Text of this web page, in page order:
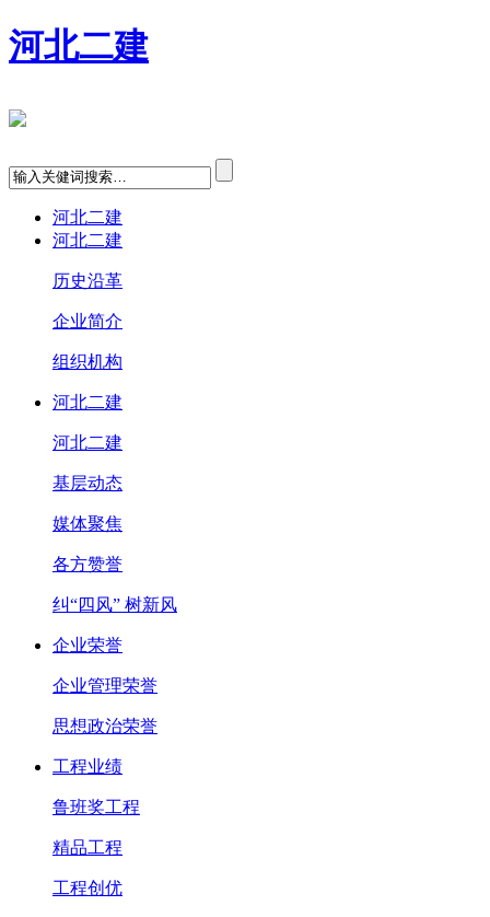
河北二建
河北二建
河北二建
历史沿革
企业简介
组织机构
河北二建
河北二建
基层动态
媒体聚焦
各方赞誉
纠“四风” 树新风
企业荣誉
企业管理荣誉
思想政治荣誉
工程业绩
鲁班奖工程
精品工程
工程创优